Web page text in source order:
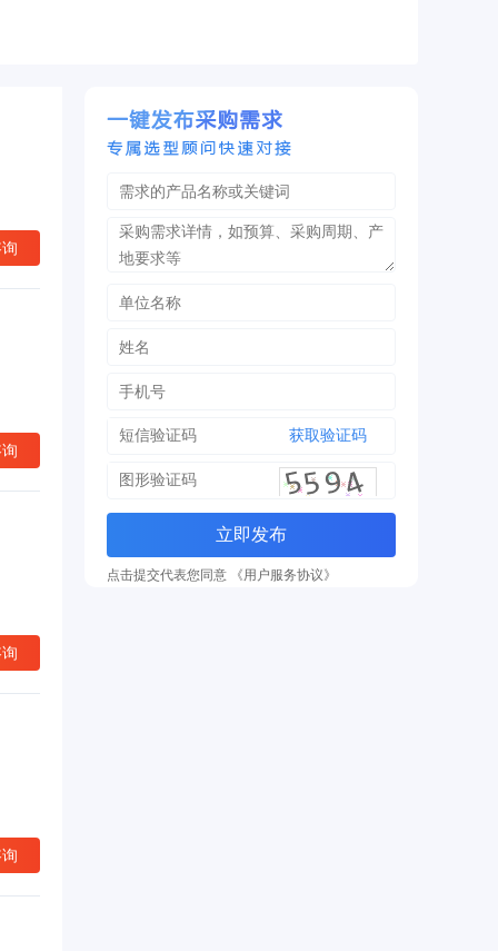
获取验证码
立即发布
点击提交代表您同意 《用户服务协议》